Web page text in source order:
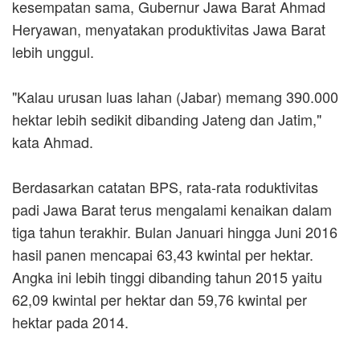
kesempatan sama, Gubernur Jawa Barat Ahmad
Heryawan, menyatakan produktivitas Jawa Barat
lebih unggul.
"Kalau urusan luas lahan (Jabar) memang 390.000
hektar lebih sedikit dibanding Jateng dan Jatim,"
kata Ahmad.
Berdasarkan catatan BPS, rata-rata roduktivitas
padi Jawa Barat terus mengalami kenaikan dalam
tiga tahun terakhir. Bulan Januari hingga Juni 2016
hasil panen mencapai 63,43 kwintal per hektar.
Angka ini lebih tinggi dibanding tahun 2015 yaitu
62,09 kwintal per hektar dan 59,76 kwintal per
hektar pada 2014.